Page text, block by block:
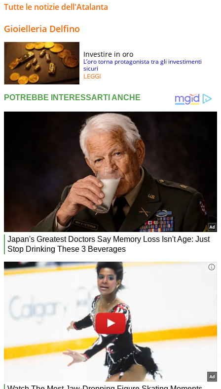
Tutte le notizie dell'Atalanta
Gioielleria Delfino
Investire in oro
L’oro torna protagonista tra gli investimenti
sicuri
LEGGI